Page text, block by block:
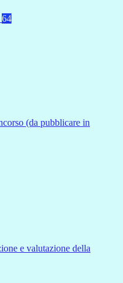
64
(da pubblicare in
e valutazione della